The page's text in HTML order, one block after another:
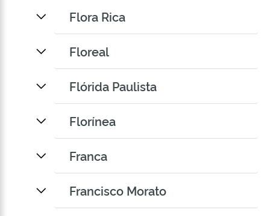
Flora Rica
Floreal
Flórida Paulista
Florínea
Franca
Francisco Morato